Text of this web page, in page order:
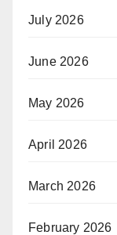
July 2026
June 2026
May 2026
April 2026
March 2026
February 2026